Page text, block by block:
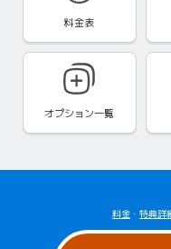
料金表
オプション一覧
料金 ・ 特典詳